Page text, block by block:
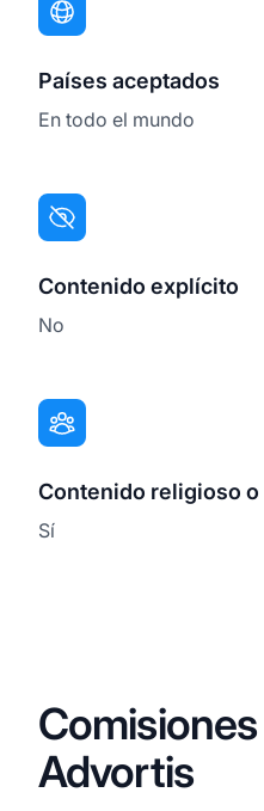
Países aceptados
En todo el mundo
Contenido explícito
No
Contenido religioso
Sí
Advortis